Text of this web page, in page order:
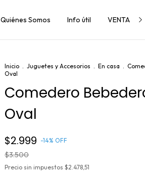
Quiénes Somos Info útil VENTA A
Inicio . Juguetes y Accesorios . En casa .
Oval
Comedero
Oval
$2.999 -14% OFF
$3.500
Precio sin impuestos $2.478,51